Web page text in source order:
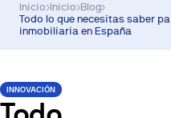
Inicio›Inicio›Blog›
Todo lo que necesitas saber
inmobiliaria en España
INNOVACIÓN